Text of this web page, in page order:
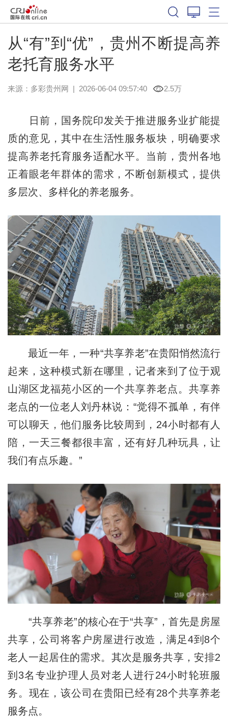
从“有”到“优”，贵州不断提高养
老托育服务水平
来源： 多彩贵州网 | 2026-06-04 09:57:40 2.5万
日前，国务院印发关于推进服务业扩能提
质的意见，其中在生活性服务板块，明确要求
提高养老托育服务适配水平。当前，贵州各地
正着眼老年群体的需求，不断创新模式，提供
多层次、多样化的养老服务。
最近一年，一种“共享养老”在贵阳悄然流行
起来，这种模式新在哪里，记者来到了位于观
山湖区龙福苑小区的一个共享养老点。共享养
老点的一位老人刘丹林说：“觉得不孤单，有伴
可以聊天，他们服务比较周到，24小时都有人
陪，一天三餐都很丰富，还有好几种玩具，让
我们有点乐趣。”
“共享养老”的核心在于“共享”，首先是房屋
共享，公司将客户房屋进行改造，满足4到8个
老人一起居住的需求。其次是服务共享，安排2
到3名专业护理人员对老人进行24小时轮班服
务。现在，该公司在贵阳已经有28个共享养老
服务点。